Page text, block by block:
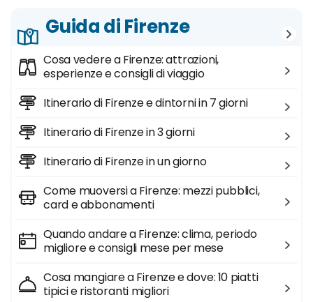
Guida di Firenze
Cosa vedere a Firenze: attrazioni,
esperienze e consigli di viaggio
Itinerario di Firenze e dintorni in 7 giorni
Itinerario di Firenze in 3 giorni
Itinerario di Firenze in un giorno
Come muoversi a Firenze: mezzi pubblici,
card e abbonamenti
Quando andare a Firenze: clima, periodo
migliore e consigli mese per mese
Cosa mangiare a Firenze e dove: 10 piatti
tipici e ristoranti migliori